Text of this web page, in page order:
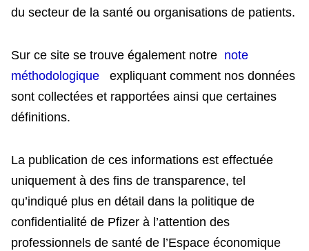
du secteur de la santé ou organisations de patients.
Sur ce site se trouve également notre note
méthodologique expliquant comment nos données
sont collectées et rapportées ainsi que certaines
définitions.
La publication de ces informations est effectuée
uniquement à des fins de transparence, tel
qu’indiqué plus en détail dans la politique de
confidentialité de Pfizer à l’attention des
professionnels de santé de l’Espace économique